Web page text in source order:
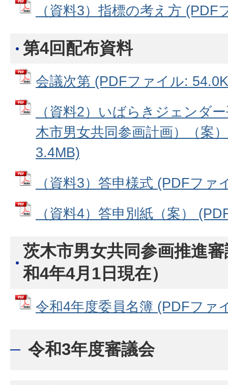
（資料3）指標の考え方 (PDF
第4回配布資料
会議次第 (PDFファイル:
（資料2）いばらきジェンダ
木市男女共同参画計画）（案
3.4MB)
（資料3）答申様式 (PDFファ
（資料4）答申別紙（案）
茨木市男女共同参画推進
和4年4月1日現在）
令和4年度委員名簿 (PDFファ
令和3年度審議会